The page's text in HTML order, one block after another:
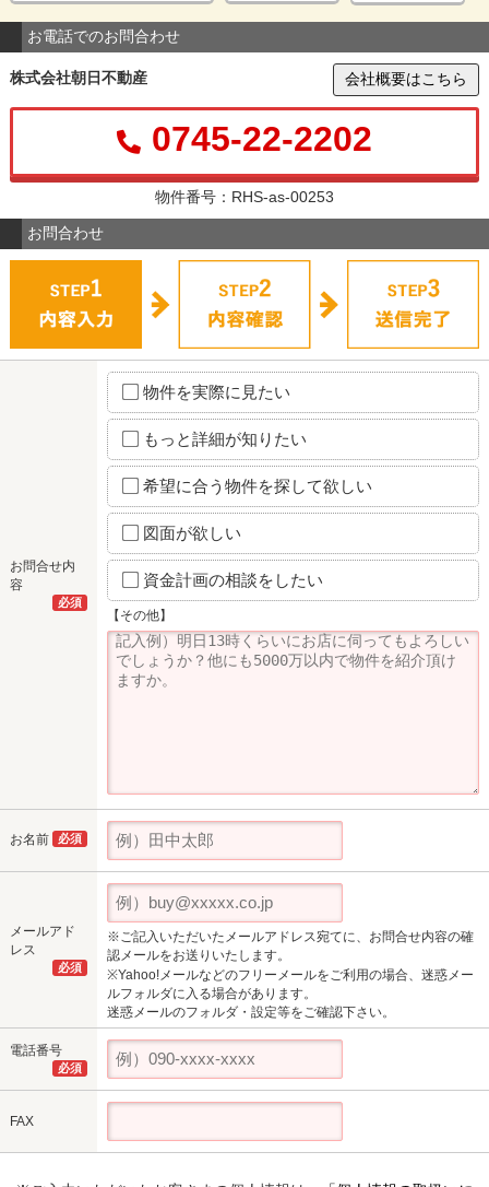
お電話でのお問合わせ
株式会社朝日不動産 会社概要はこちら
0745-22-2202
物件番号：RHS-as-00253
お問合わせ
お問合せ内
容
必須
物件を実際に見たい
もっと詳細が知りたい
希望に合う物件を探して欲しい
図面が欲しい
資金計画の相談をしたい
【その他】
お名前 必須
メールアド
レス
必須
※ご記入いただいたメールアドレス宛てに、お問合せ内容の確
認メールをお送りいたします。
※Yahoo!メールなどのフリーメールをご利用の場合、迷惑メー
ルフォルダに入る場合があります。
迷惑メールのフォルダ・設定等をご確認下さい。
電話番号
必須
FAX